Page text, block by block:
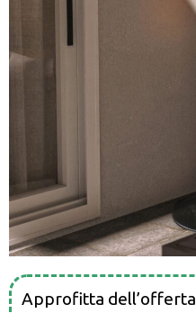
Approfitta dell’offerta